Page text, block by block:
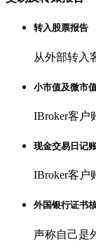
转入股票报告
从外部转入
小市值及微市
IBroker客户
现金交易日记
IBroker客户
外国银行证书
声称自己是